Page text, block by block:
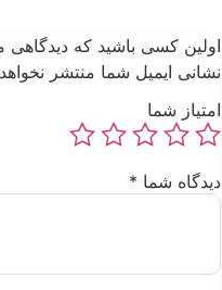
اولین کسی باشید که دیدگاهی می
نشانی ایمیل شما منتشر
امتیاز شما
دیدگاه شما *